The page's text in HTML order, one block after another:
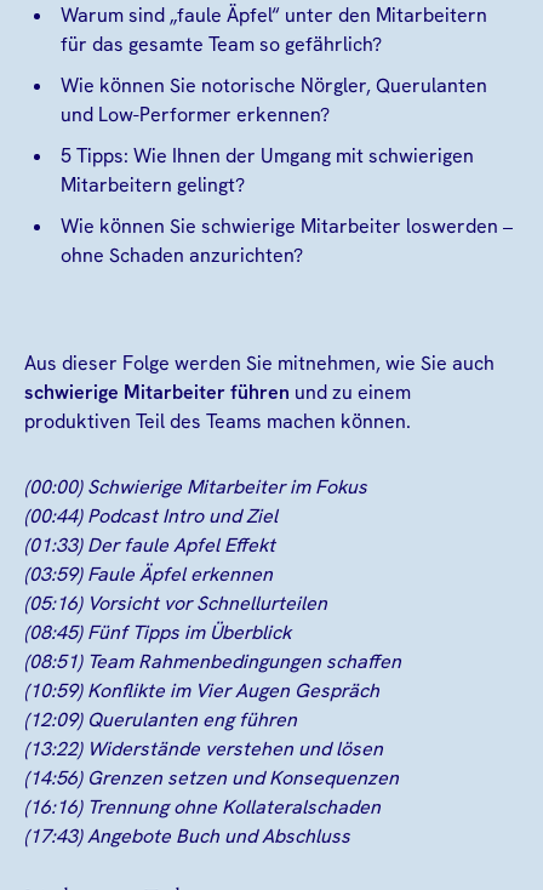
Warum sind „faule Äpfel“ unter den Mitarbeitern
für das gesamte Team so gefährlich?
Wie können Sie notorische Nörgler, Querulanten
und Low-Performer erkennen?
5 Tipps: Wie Ihnen der Umgang mit schwierigen
Mitarbeitern gelingt?
Wie können Sie schwierige Mitarbeiter loswerden –
ohne Schaden anzurichten?
Aus dieser Folge werden Sie mitnehmen, wie Sie auch
schwierige Mitarbeiter führen und zu einem
produktiven Teil des Teams machen können.
(00:00) Schwierige Mitarbeiter im Fokus
(00:44) Podcast Intro und Ziel
(01:33) Der faule Apfel Effekt
(03:59) Faule Äpfel erkennen
(05:16) Vorsicht vor Schnellurteilen
(08:45) Fünf Tipps im Überblick
(08:51) Team Rahmenbedingungen schaffen
(10:59) Konflikte im Vier Augen Gespräch
(12:09) Querulanten eng führen
(13:22) Widerstände verstehen und lösen
(14:56) Grenzen setzen und Konsequenzen
(16:16) Trennung ohne Kollateralschaden
(17:43) Angebote Buch und Abschluss